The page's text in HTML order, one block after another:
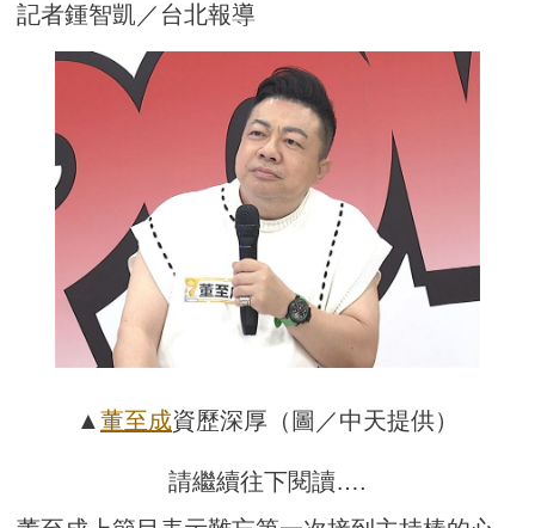
記者鍾智凱／台北報導
▲ 董至成資歷深厚（圖／中天提供）
請繼續往下閱讀….